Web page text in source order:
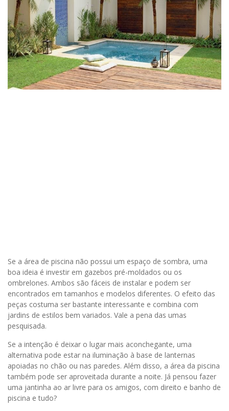
Se a área de piscina não possui um espaço de sombra, uma
boa ideia é investir em gazebos pré-moldados ou os
ombrelones. Ambos são fáceis de instalar e podem ser
encontrados em tamanhos e modelos diferentes. O efeito das
peças costuma ser bastante interessante e combina com
jardins de estilos bem variados. Vale a pena das umas
pesquisada.
Se a intenção é deixar o lugar mais aconchegante, uma
alternativa pode estar na iluminação à base de lanternas
apoiadas no chão ou nas paredes. Além disso, a área da piscina
também pode ser aproveitada durante a noite. Já pensou fazer
uma jantinha ao ar livre para os amigos, com direito e banho de
piscina e tudo?